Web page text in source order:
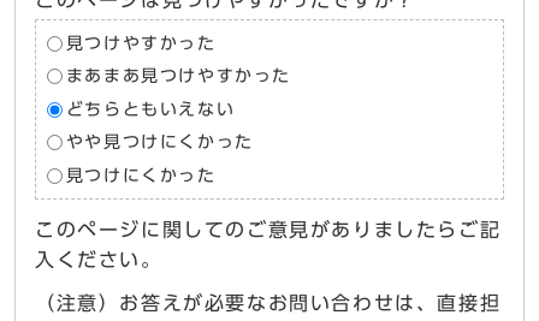
見つけやすかった
まあまあ見つけやすかった
どちらともいえない
やや見つけにくかった
見つけにくかった
このページに関してのご意見がありましたらご記
入ください。
（注意）お答えが必要なお問い合わせは、直接担